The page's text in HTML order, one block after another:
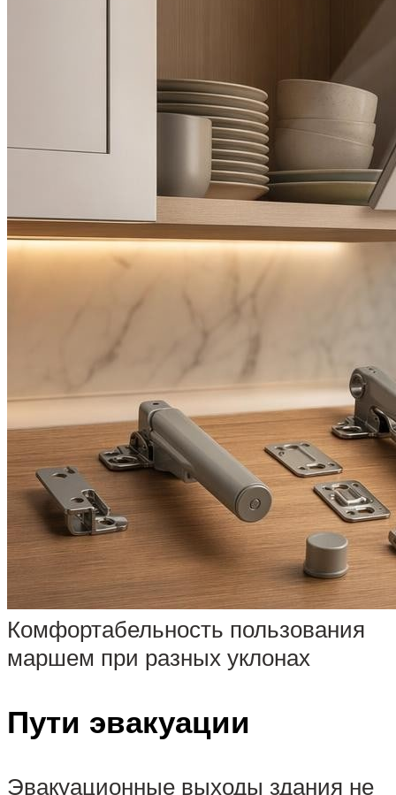
Комфортабельность пользования
маршем при разных уклонах
Пути эвакуации
Эвакуационные выходы здания не